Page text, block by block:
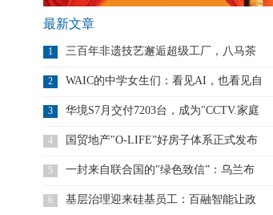
最新文章
1 三百年非遗技艺邂逅超级工厂，八马茶
2 WAIC的中学女生们：看见AI，也看见自
3 华境S7月交付7203台，成为"CCTV.家庭
4 国贸地产"O-LIFE”好房子体系正式发布
5 一封来自联合国的"绿色致信”：乌兰布
6 基层治理迎来硅基员工：百融智能让政